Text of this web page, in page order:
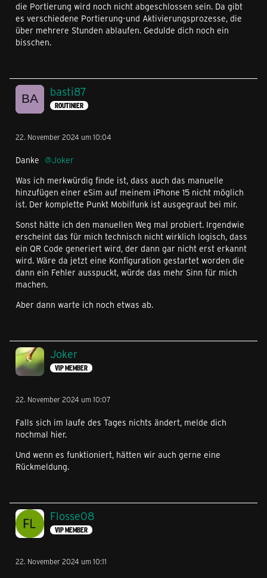
die Portierung wird noch nicht abgeschlossen sein. Da gibt
es verschiedene Portierung-und Aktivierungsprozesse, die
über mehrere Stunden ablaufen. Gedulde dich noch ein
bisschen.
basti87
ROUTINIER
22. November 2024 um 10:04
Danke
Joker
Was ich merkwürdig finde ist, dass auch das manuelle
hinzufügen einer eSim auf meinem iPhone 15 nicht möglich
ist. Der komplette Punkt Mobilfunk ist ausgegraut bei mir.
Sonst hätte ich den manuellen Weg mal probiert. Irgendwie
erscheint das für mich technisch nicht wirklich logisch, dass
ein QR Code generiert wird, der dann gar nicht erst erkannt
wird. Wäre da jetzt eine Konfiguration gestartet worden die
dann ein Fehler ausspuckt, würde das mehr Sinn für mich
machen.
Aber dann warte ich noch etwas ab.
Joker
VIP MEMBER
22. November 2024 um 10:07
Falls sich im laufe des Tages nichts ändert, melde dich
nochmal hier.
Und wenn es funktioniert, hätten wir auch gerne eine
Rückmeldung.
Flosse08
VIP MEMBER
22. November 2024 um 10:11